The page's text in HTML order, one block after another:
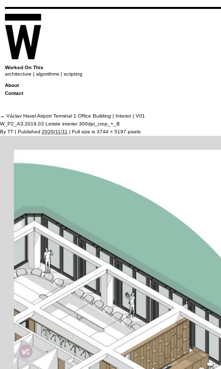
Worked On This
architecture | algorithms | scripting
About
Contact
← Václav Havel Airport Terminal 1 Office Building | Interior | V01
W_P2_A3.2019.03 Letiste interier 300dpi_crop_+_B
By TT | Published 2020/11/11 | Full size is 3744 × 5197 pixels